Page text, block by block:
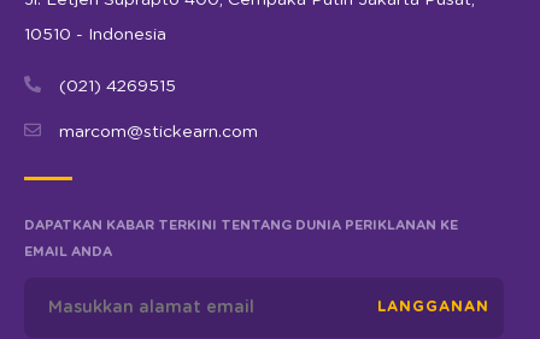
10510 - Indonesia
(021) 4269515
marcom@stickearn.com
DAPATKAN KABAR TERKINI TENTANG DUNIA PERIKLANAN KE
EMAIL ANDA
LANGGANAN